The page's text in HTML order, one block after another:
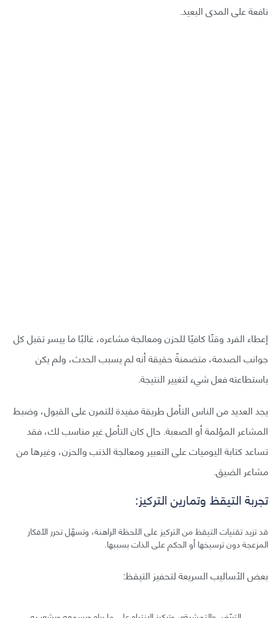
نافعة على المدى البعيد.
إعطاء الفرد وقتًا كافيًا للحزن ومعالجة مشاعره، غالبًا ما ييسر تقبل كل
جوانب الصدمة، متضمنةً حقيقة أنه لم يسبب الحدث، ولم يكن
باستطاعته فعل شيء لتغيير النتيجة.
يجد العديد من الناس التأمل طريقة مفيدة للتمرن على القبول، وضبط
المشاعر المؤلمة أو الصعبة. حال كان التأمل غير مناسب لك، فقد
تساعد كتابة اليوميات على التعبير ومعالجة الذنب والحزن، وغيرها من
مشاعر الضيق.
تجربة التيقظ وتمارين التركيز:
قد تزيد تقنيات التيقظ من التركيز على اللحظة الراهنة، وتسهّل تحرر الأفكار
المزعجة دون ترسيخها أو الحكم على الذات بسببها.
بعض الأساليب السريعة لتحفيز التيقظ: